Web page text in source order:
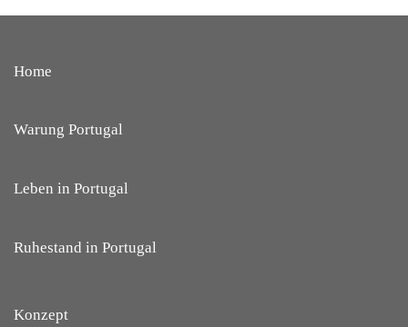
Home
Warung Portugal
Leben in Portugal
Ruhestand in Portugal
Konzept